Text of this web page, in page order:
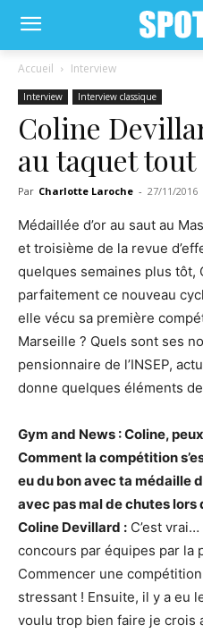
Accueil Interview
Interview Interview classique
Coline
au taquet tout
Par Charlotte Laroche - 27/11/2016
Médaillée d’or au saut au
et troisième de la revue
quelques semaines plus tôt,
parfaitement ce nouveau
elle vécu sa première
Marseille ? Quels sont ses
pensionnaire de l’INSEP,
donne quelques éléments
Gym and News : Coline,
Comment la compétition
eu du bon avec ta médaille
avec pas mal de chutes
Coline Devillard : C’est
concours par équipes par la
Commencer une
stressant ! Ensuite, il y a eu
voulu trop bien faire je crois